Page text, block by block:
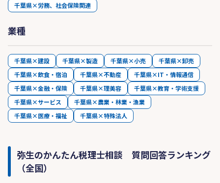
千葉県×労務、社会保険関連
業種
千葉県×建設 千葉県×製造 千葉県×小売
千葉県×卸売
千葉県×飲食・宿泊
千葉県×不動産
千葉県×IT・情報通信
千葉県×金融・保険
千葉県×理美容
千葉県×教育・学術支援
千葉県×サービス
千葉県×農業・林業・漁業
千葉県×医療・福祉
千葉県×特殊法人
弥生のかんたん税理士相談 質問回答ランキング
（全国）